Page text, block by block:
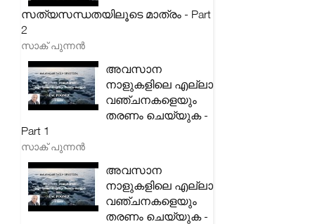
സത്യസന്ധതയിലൂടെ മാത്രം - Part
2
സാക് പുന്നൻ
അവസാന
നാളുകളിലെ എല്ലാ
വഞ്ചനകളെയും
തരണം ചെയ്യുക -
Part 1
സാക് പുന്നൻ
അവസാന
നാളുകളിലെ എല്ലാ
വഞ്ചനകളെയും
തരണം ചെയ്യുക -